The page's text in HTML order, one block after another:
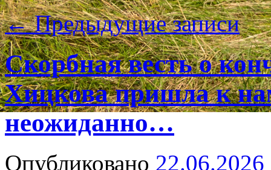
←Предыдущие записи
Скорбная весть о
Хицкова пришла к
неожиданно…
Опубликовано 22.06.2026